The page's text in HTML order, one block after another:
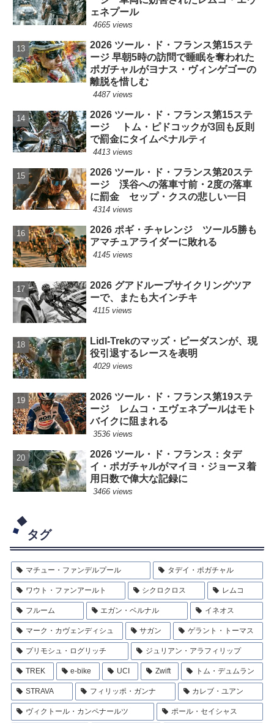
ェネプール
4665 views
2026 ツール・ド・フランス第15ステ
ージ 早朝5時の訪問で睡眠を奪われた
ポガチャルがヨナス・ヴィンゲゴーの
離脱を惜しむ
4487 views
2026 ツール・ド・フランス第15ステ
ージ トム・ピドコックが3回も反則
で罰金にタイムペナルティ
4413 views
2026 ツール・ド・フランス第20ステ
ージ 渓谷への落車寸前・2度の落車
に罰金 セップ・クスの悲しい一日
4314 views
2026 ポギ・チャレンジ ツール5勝も
アマチュアライダーに敗れる
4145 views
2026 グアドループサイクリングツア
ーで、またも大インチキ
4115 views
Lidl-Trekのマッズ・ピーダスンが、現
役引退するレースを表明
4029 views
2026 ツール・ド・フランス第19ステ
ージ レムコ・エヴェネプールはモト
バイクに阻まれる
3536 views
2026 ツール・ド・フランス：タデ
イ・ポガチャルがマイヨ・ジョーヌ着
用日数で偉大な記録に
3466 views
タグ
マチュー・ファンデルプール タデイ・ポガチャル
ワウト・ファンアールト シクロクロス レムコ
フルーム エガン・ベルナル イネオス
マーク・カヴェンディシュ サガン ゲラント・トーマス
プリモシュ・ログリッチ ジュリアン・アラフィリップ
TREK e-bike UCI Zwift トム・デュムラン
STRAVA フィリッポ・ガンナ カレブ・ユアン
ヴィクトール・カンペナールツ ポール・セイシャス